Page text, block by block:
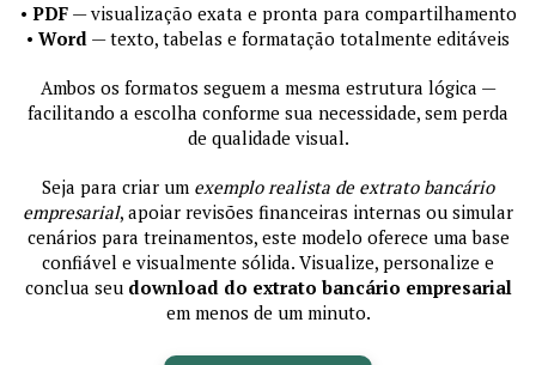
• PDF— visualização exata e pronta para compartilhamento
• Word — texto, tabelas e formatação totalmente editáveis
Ambos os formatos seguem a mesma estrutura lógica —
facilitando a escolha conforme sua necessidade, sem perda
de qualidade visual.
Seja para criar um exemplo realista de extrato bancário
empresarial, apoiar revisões financeiras internas ou simular
cenários para treinamentos, este modelo oferece uma base
confiável e visualmente sólida. Visualize, personalize e
conclua seu download do extrato bancário empresarial
em menos de um minuto.